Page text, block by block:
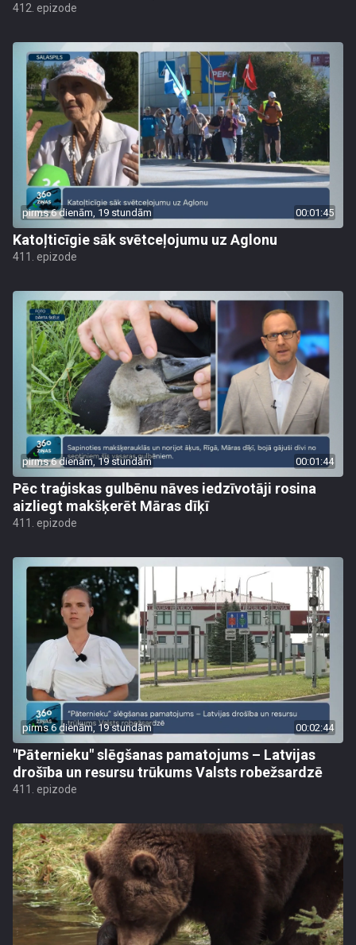
412. epizode
pirms 6 dienām, 19 stundām 00:01:45
Katoļticīgie sāk svētceļojumu uz Aglonu
411. epizode
pirms 6 dienām, 19 stundām 00:01:44
Pēc traģiskas gulbēnu nāves iedzīvotāji rosina
aizliegt makšķerēt Māras dīķī
411. epizode
pirms 6 dienām, 19 stundām 00:02:44
"Pāternieku" slēgšanas pamatojums – Latvijas
drošība un resursu trūkums Valsts robežsardzē
411. epizode